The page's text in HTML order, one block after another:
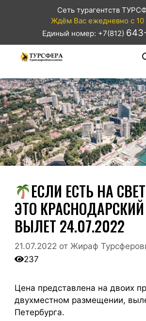
Сеть турагентств
Ждём Вас ежедневно с 10
Единый номер: +7(812)
ЕСЛИ ЕСТЬ НА
ЭТО
ВЫЛЕТ 24.07.2022
21.07.2022 от Жираф
237
Цена представлена на двоих
двухместном размещении,
Петербурга.